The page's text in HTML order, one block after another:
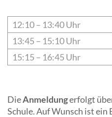
12:10 – 13:40 Uhr
13:45 – 15:10 Uhr
15:15 – 16:45 Uhr
DieAnmeldungerfolgt
Schule. Auf Wunsch ist ein